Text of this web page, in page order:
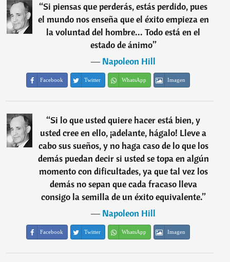
“Si piensas que perderás, estás perdido, pues
el mundo nos enseña que el éxito empieza en
la voluntad del hombre... Todo está en el
estado de ánimo”
―Napoleon Hill
Facebook Twitter WhatsApp Imagen
“Si lo que usted quiere hacer está bien, y
usted cree en ello, ¡adelante, hágalo! Lleve a
cabo sus sueños, y no haga caso de lo que los
demás puedan decir si usted se topa en algún
momento con dificultades, ya que tal vez los
demás no sepan que cada fracaso lleva
consigo la semilla de un éxito equivalente.”
―Napoleon Hill
Facebook Twitter WhatsApp Imagen